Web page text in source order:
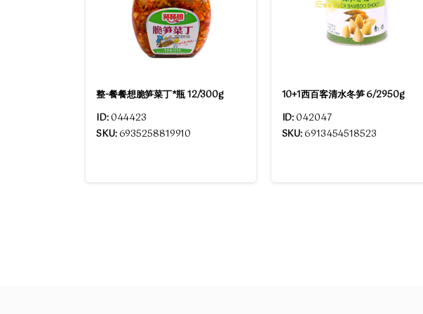
整-餐餐想脆笋菜丁*瓶 12/300g
ID:044423
SKU:6935258819910
10+1西百客清水冬笋 6/2950g
ID:042047
SKU:6913454518523